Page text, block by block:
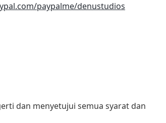
paypalme/denustudios
dan menyetujui semua syarat dan